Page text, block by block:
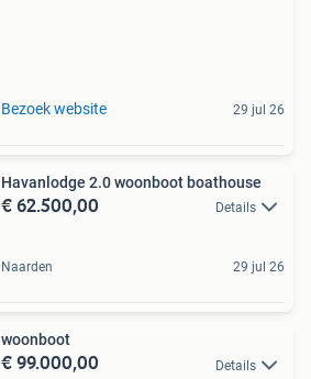
Bezoek website 29 jul 26
Havanlodge 2.0 woonboot boathouse
€ 62.500,00 Details
Naarden 29 jul 26
woonboot
€ 99.000,00 Details